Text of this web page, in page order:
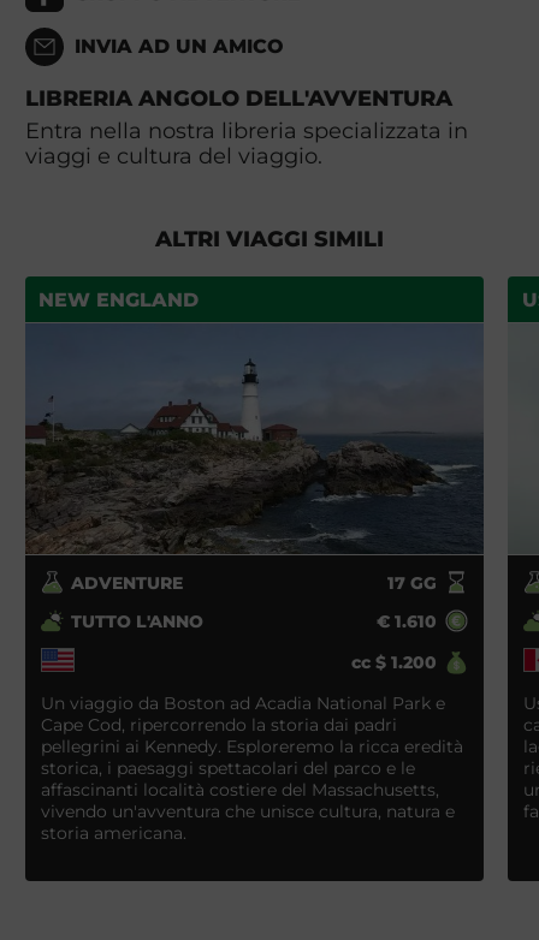
INVIA AD UN AMICO
LIBRERIA ANGOLO DELL'AVVENTURA
Entra nella nostra libreria specializzata in
viaggi e cultura del viaggio.
ALTRI VIAGGI SIMILI
NEW ENGLAND
ADVENTURE 17 GG
TUTTO L'ANNO
€ 1.610
cc$ 1.200
Un viaggio da Boston ad Acadia National Park e
Cape Cod, ripercorrendo la storia dai padri
pellegrini ai Kennedy. Esploreremo la ricca eredità
storica, i paesaggi spettacolari del parco e le
affascinanti località costiere del Massachusetts,
vivendo un'avventura che unisce cultura, natura e
storia americana.